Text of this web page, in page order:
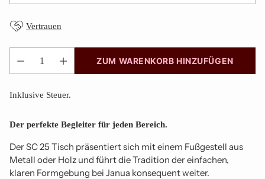
Vertrauen
Anzahl
ZUM WARENKORB HINZUFÜGEN
Inklusive Steuer.
Der perfekte Begleiter für jeden Bereich.
Der SC 25 Tisch präsentiert sich mit einem Fußgestell aus
Metall oder Holz und führt die Tradition der einfachen,
klaren Formgebung bei Janua konsequent weiter.